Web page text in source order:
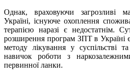
Однак, враховуючи загрозливі
Україні, існуюче охоплення
терапією наразі є недостатнім.
розширення програм ЗПТ в Україні
методу лікування у суспільстві
навичок роботи з
первинної ланки.